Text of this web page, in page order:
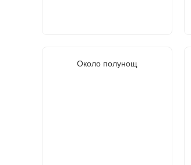
Около полунощ